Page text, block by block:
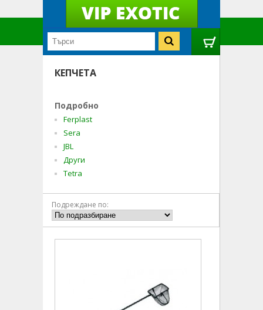
КЕПЧЕТА
Подробно
Ferplast
Sera
JBL
Други
Tetra
Подреждане по: